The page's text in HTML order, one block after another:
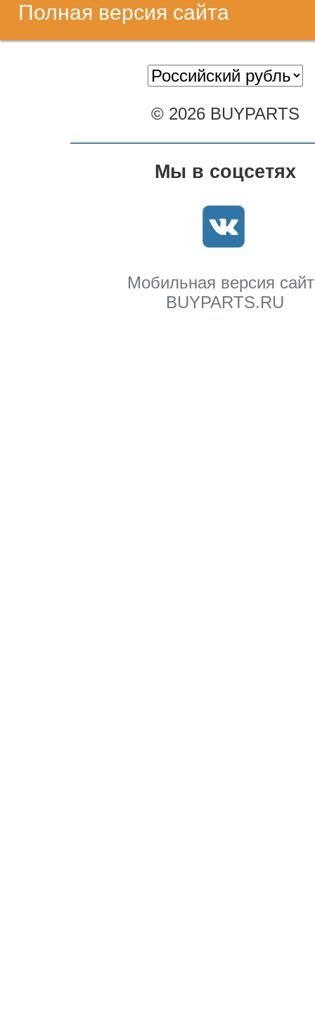
Полная версия сайта
© 2026 BUYPARTS
Мы в соцсетях
Мобильная версия
BUYPARTS.RU